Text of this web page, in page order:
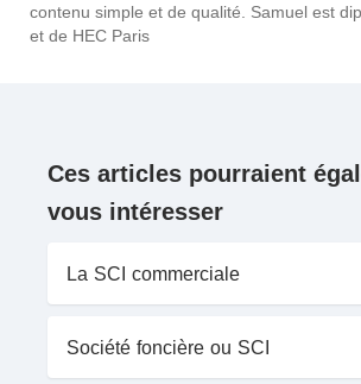
contenu simple et de qualité. Samuel est
et de HEC Paris
Ces articles pourraient
vous intéresser
La SCI commerciale
Société foncière ou SCI